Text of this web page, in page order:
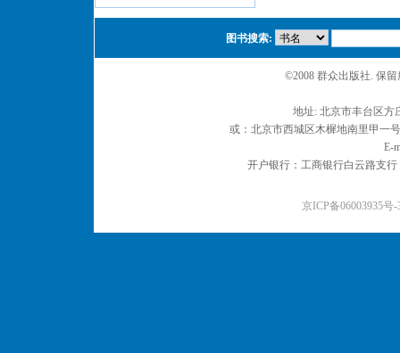
图书搜索:
©2008 群众出版社. 保
地址: 北京市丰台区
或：北京市西城区木樨地南里甲一
E-
开户银行：工商银行白云路支
京ICP备06003935号-